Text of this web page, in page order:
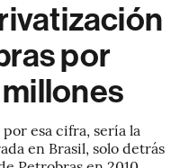
por
esa cifra, sería la
en Brasil, solo detrás